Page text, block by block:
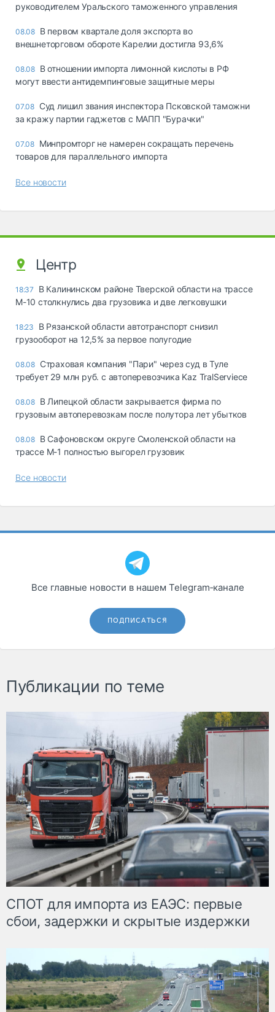
руководителем Уральского таможенного управления
08.08 В первом квартале доля экспорта во
внешнеторговом обороте Карелии достигла 93,6%
08.08 В отношении импорта лимонной кислоты в РФ
могут ввести антидемпинговые защитные меры
07.08 Суд лишил звания инспектора Псковской таможни
за кражу партии гаджетов с МАПП "Бурачки"
07.08 Минпромторг не намерен сокращать перечень
товаров для параллельного импорта
Все новости
Центр
18:37
В Калининском районе Тверской области на трассе
М-10 столкнулись два грузовика и две легковушки
18:23
В Рязанской области автотранспорт снизил
грузооборот на 12,5% за первое полугодие
08.08 Страховая компания "Пари" через суд в Туле
требует 29 млн руб. с автоперевозчика Kaz TralServiece
08.08 В Липецкой области закрывается фирма по
грузовым автоперевозкам после полутора лет убытков
08.08 В Сафоновском округе Смоленской области на
трассе М-1 полностью выгорел грузовик
Все новости
Все главные новости в нашем Telegram‑канале
ПОДПИСАТЬСЯ
Публикации по теме
СПОТ для импорта из ЕАЭС: первые
сбои, задержки и скрытые издержки